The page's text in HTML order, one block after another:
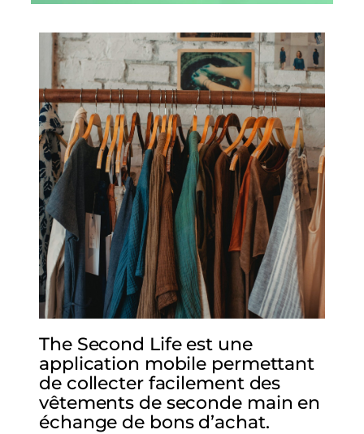
The Second Life est une
application mobile permettant
de collecter facilement des
vêtements de seconde main en
échange de bons d’achat.